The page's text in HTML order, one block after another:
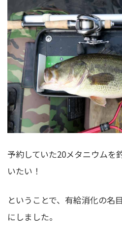
予約していた20メタニウムを
いたい！
ということで、有給消化の名
にしました。